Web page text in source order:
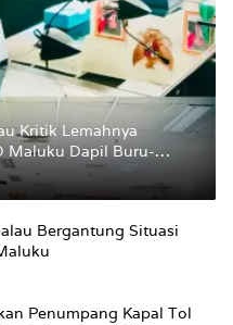
Kritik Lemahnya
Maluku Dapil Buru-
Perubahan Status
Bergantung Situasi
Penumpang Kapal Tol